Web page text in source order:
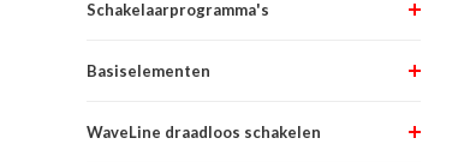
Schakelaarprogramma's
Basiselementen
WaveLine draadloos schakelen